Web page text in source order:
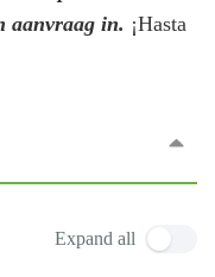
aanvraag in. ¡Hasta
Expand all